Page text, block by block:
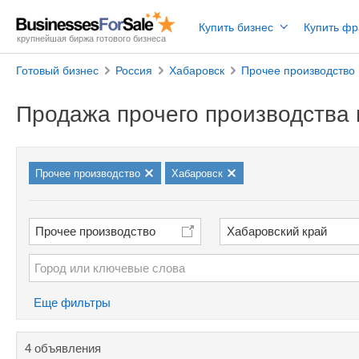
крупнейшая биржа готового бизнеса
Купить бизнес Купить
Готовый бизнес Россия Хабаровск Прочее производство
Продажа прочего производства
Прочее производство Хабаровск
Прочее производство Хабаровский край
Еще фильтры
4 объявления